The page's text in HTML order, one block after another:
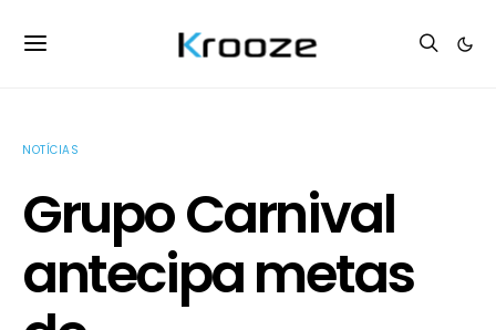
NOTÍCIAS
Grupo Carnival
antecipa metas